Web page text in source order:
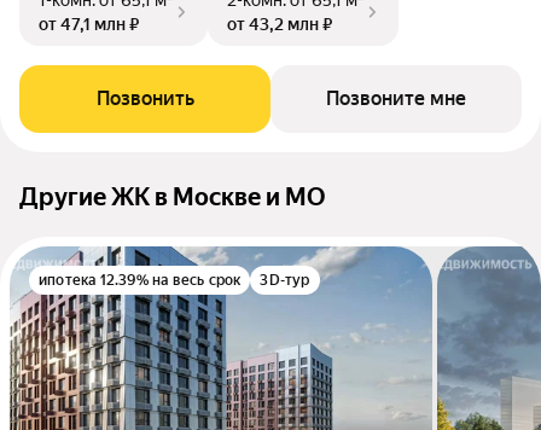
от 47,1 млн ₽
от 43,2 млн ₽
Позвонить Позвоните мне
Другие ЖК в Москве и МО
ипотека 12.39% на весь срок 3D-тур